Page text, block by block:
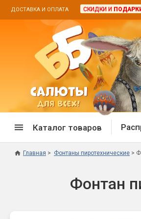
ДОСТАВКА И ОПЛАТА СКИДКИ И
Каталог товаров
Распродажа фейерверков
Главная Фонтаны пиротехнические
Фонтан